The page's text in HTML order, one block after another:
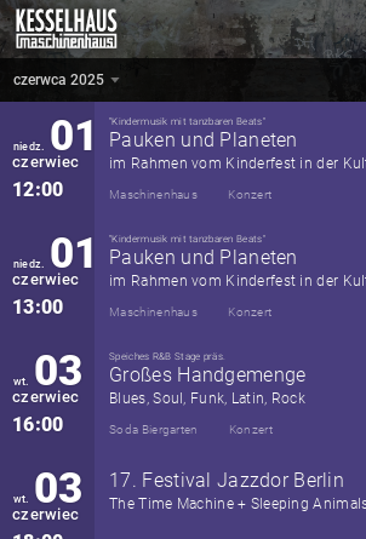
18:00 Maschinenhaus Konzert
czerwca 2025
niedz. 01
czerwiec
12:00
"Kindermusik mit tanzbaren Beats"
Pauken und Planeten
Maschinenhaus Konzert
niedz. 01
czerwiec
13:00
"Kindermusik mit tanzbaren Beats"
Pauken und Planeten
Maschinenhaus Konzert
wt. 03
czerwiec
16:00
Speiches R&B Stage präs.
Großes Handgemenge
Blues, Soul, Funk, Latin, Rock
Soda Biergarten Konzert
wt. 03
czerwiec
17. Festival Jazzdor Berlin
The Time Machine + Sleeping
czerwca 2025 ▼